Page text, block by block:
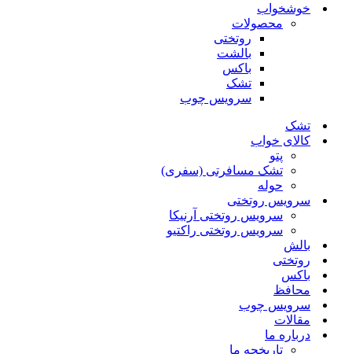
خوشخواب
محصولات
روتختی
بالشت
باکس
تشک
سرویس چوب
تشک
کالای خواب
پتو
تشک مسافرتی (سفری)
حوله
سرویس روتختی
سرویس روتختی آرنیکا
سرویس روتختی راکتیو
بالش
روتختی
باکس
محافظ
سرویس چوب
مقالات
درباره ما
تاریخچه ما